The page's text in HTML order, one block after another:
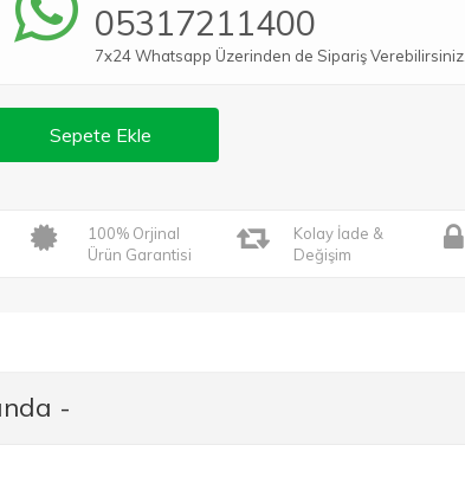
05317211400
7x24 Whatsapp Üzerinden de Sipariş Verebilirsiniz.
Sepete Ekle
100% Orjinal
Ürün Garantisi
Kolay İade &
Değişim
-